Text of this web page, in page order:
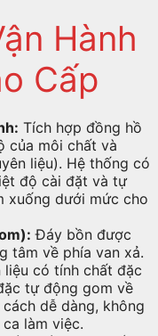
Hành
Cấp
Tích hợp đồng hồ
của môi chất và
liệu). Hệ thống có
độ cài đặt và tự
xuống dưới mức cho
Đáy bồn được
tâm về phía van xả.
có tính chất đặc
tự động gom về
dễ dàng, không
làm việc.